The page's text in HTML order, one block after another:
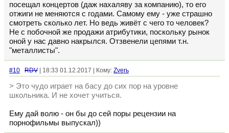
посещал концертов (даж нахаляву за компанию), то его
отжиги не меняются с годами. Самому ему - уже страшно
смотреть сколько лет. Но ведь живёт с чего то человек?
Не с побочной же продажи атрибутики, поскольку рынок
оной у нас давно накрылся. Отзвенели цепями т.н.
"металлисты".
#10 RDV | 18:33 01.12.2017 | Кому: Zverь
> Это чудо играет на басу до сих пор на уровне
школьника. И не хочет учиться.
Ему дай волю - он бы до сей поры рецензии на
порнофильмы выпускал))